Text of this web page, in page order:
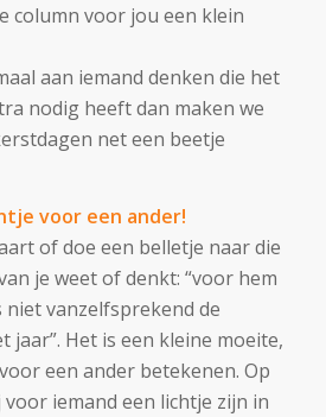
column voor jou een klein
aan iemand denken die het
nodig heeft dan maken we
net een beetje
voor een ander!
of doe een belletje naar die
je weet of denkt: “voor hem
vanzelfsprekend de
jaar”. Het is een kleine moeite,
een ander betekenen. Op
iemand een lichtje zijn in